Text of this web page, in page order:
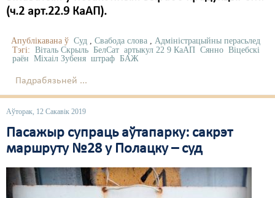
(ч.2 арт.22.9 КаАП).
Апублікавана ў Суд , Свабода слова , Адміністрацыйны перасьлед
Тэгі: Віталь Скрыль БелСат артыкул 22 9 КаАП Сянно Віцебскі
раён Міхаіл Зубеня штраф БАЖ
Падрабязьней ...
Аўторак, 12 Сакавік 2019
Пасажыр супраць аўтапарку: сакрэт
маршруту №28 у Полацку – суд